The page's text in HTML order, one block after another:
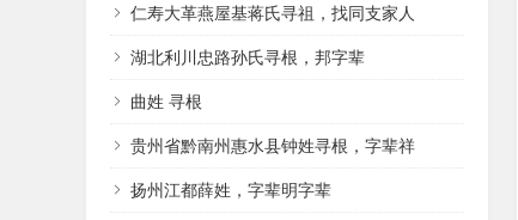
仁寿大革燕屋基蒋氏寻祖，找同支家人
湖北利川忠路孙氏寻根，邦字辈
曲姓 寻根
贵州省黔南州惠水县钟姓寻根，字辈祥
扬州江都薛姓，字辈明字辈